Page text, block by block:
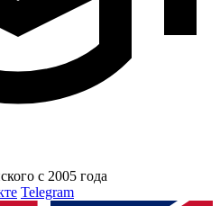
с 2005 года
Telegram